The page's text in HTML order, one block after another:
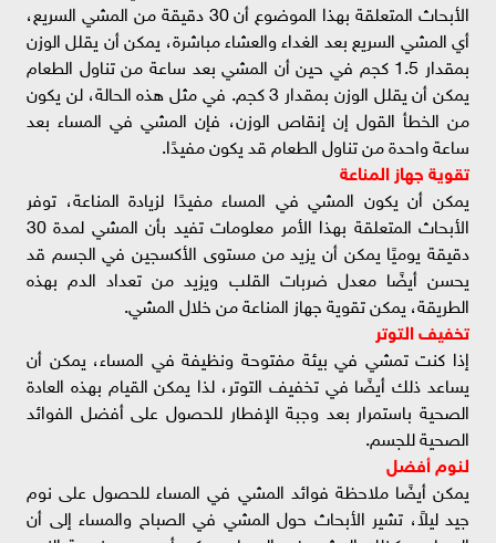
الأبحاث المتعلقة بهذا الموضوع أن 30 دقيقة من المشي السريع،
أي المشي السريع بعد الغداء والعشاء مباشرة، يمكن أن يقلل الوزن
بمقدار 1.5 كجم في حين أن المشي بعد ساعة من تناول الطعام
يمكن أن يقلل الوزن بمقدار 3 كجم. في مثل هذه الحالة، لن يكون
من الخطأ القول إن إنقاص الوزن، فإن المشي في المساء بعد
ساعة واحدة من تناول الطعام قد يكون مفيدًا.
تقوية جهاز المناعة
يمكن أن يكون المشي في المساء مفيدًا لزيادة المناعة، توفر
الأبحاث المتعلقة بهذا الأمر معلومات تفيد بأن المشي لمدة 30
دقيقة يوميًا يمكن أن يزيد من مستوى الأكسجين في الجسم قد
يحسن أيضًا معدل ضربات القلب ويزيد من تعداد الدم بهذه
الطريقة، يمكن تقوية جهاز المناعة من خلال المشي.
تخفيف التوتر
إذا كنت تمشي في بيئة مفتوحة ونظيفة في المساء، يمكن أن
يساعد ذلك أيضًا في تخفيف التوتر، لذا يمكن القيام بهذه العادة
الصحية باستمرار بعد وجبة الإفطار للحصول على أفضل الفوائد
الصحية للجسم.
لنوم أفضل
يمكن أيضًا ملاحظة فوائد المشي في المساء للحصول على نوم
جيد ليلاً، تشير الأبحاث حول المشي في الصباح والمساء إلى أن